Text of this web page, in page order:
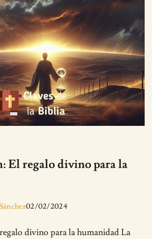
El regalo divino para la
02/02/2024
divino para la humanidad La